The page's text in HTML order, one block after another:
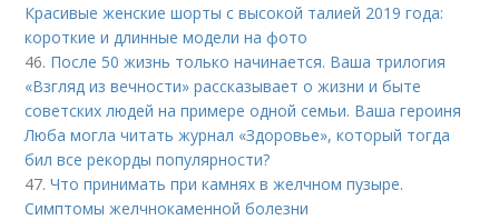
Красивые женские шорты с высокой талией 2019 года:
короткие и длинные модели на фото
46. После 50 жизнь только начинается. Ваша трилогия
«Взгляд из вечности» рассказывает о жизни и быте
советских людей на примере одной семьи. Ваша героиня
Люба могла читать журнал «Здоровье», который тогда
бил все рекорды популярности?
47.Что принимать при камнях в желчном пузыре.
Симптомы желчнокаменной болезни